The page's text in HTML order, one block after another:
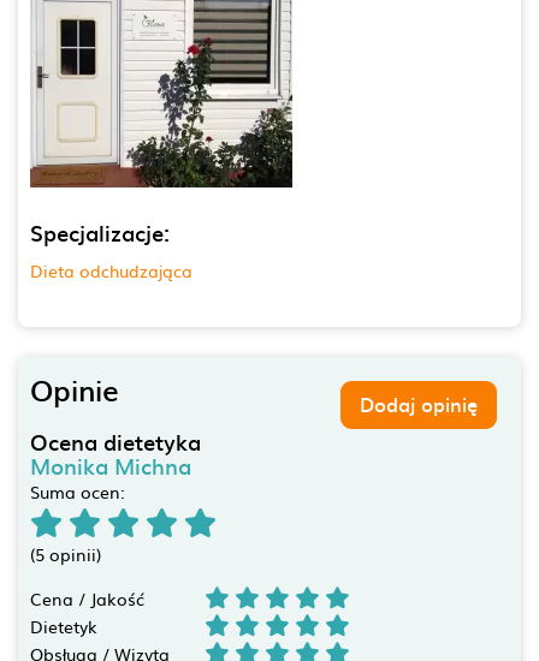
Specjalizacje:
Dieta odchudzająca
Opinie Dodaj opinię
Ocena dietetyka
Monika Michna
Suma ocen:
(5 opinii)
Cena / Jakość
Dietetyk
Obsługa / Wizyta